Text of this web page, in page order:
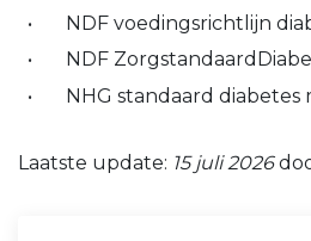
NDF voedingsrichtlijn
NDF
NHG standaard diabetes
Laatste update: 15 juli 2026